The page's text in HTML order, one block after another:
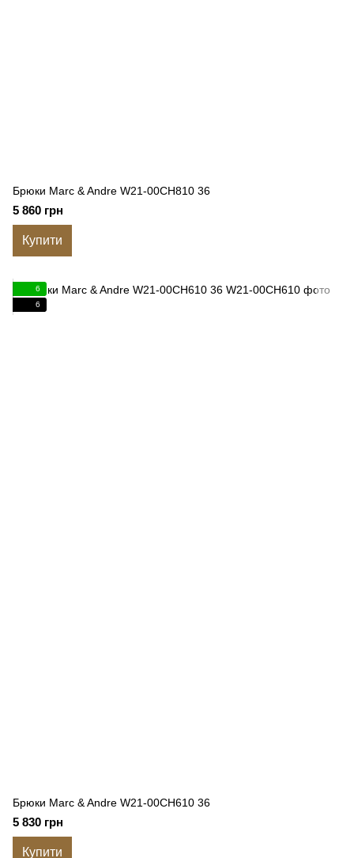
Брюки Marc & Andre W21-00CH810 36
5 860 грн
Купити
6
6
Брюки Marc & Andre W21-00CH610 36
5 830 грн
Купити